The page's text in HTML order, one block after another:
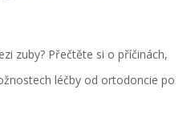
zuby? Přečtěte si o příčinách,
léčby od ortodoncie po